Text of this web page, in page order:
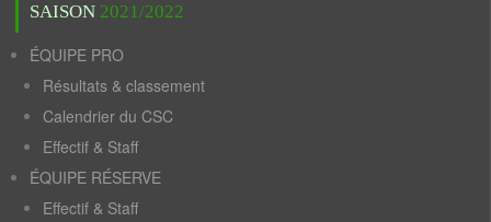
SAISON 2021/2022
ÉQUIPE PRO
Résultats & classement
Calendrier du CSC
Effectif & Staff
ÉQUIPE RÉSERVE
Effectif & Staff